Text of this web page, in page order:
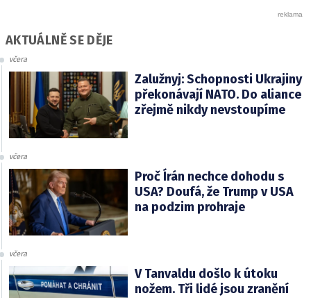
AKTUÁLNĚ SE DĚJE
včera
Zalužnyj: Schopnosti Ukrajiny
překonávají NATO. Do aliance
zřejmě nikdy nevstoupíme
včera
Proč Írán nechce dohodu s
USA? Doufá, že Trump v USA
na podzim prohraje
včera
V Tanvaldu došlo k útoku
nožem. Tři lidé jsou zranění